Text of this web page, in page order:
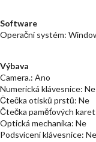
Software
Operační systém:
Výbava
Camera.: Ano
Numerická klávesnice: Ne
Čtečka otisků prstů: Ne
Čtečka paměťových
Optická mechanika: Ne
Podsvícení klávesnice: Ne